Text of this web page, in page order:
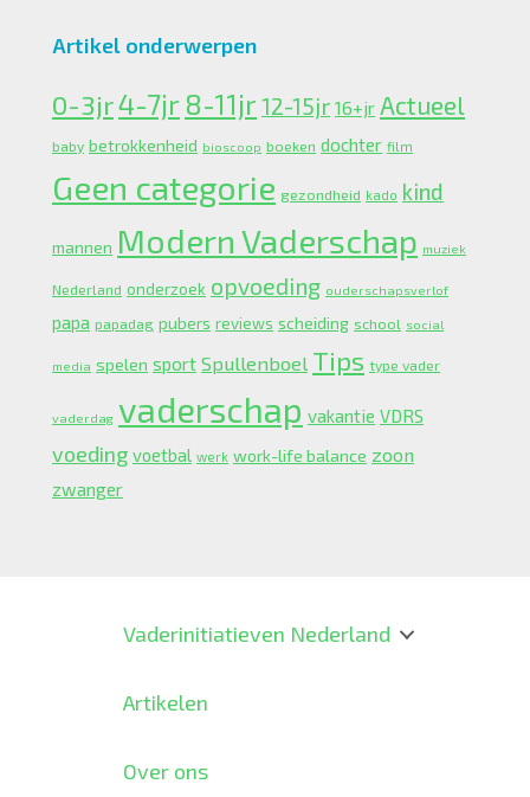
Artikel onderwerpen
0-3jr4-7jr 8-11jr 12-15jr 16+jr Actueel
baby betrokkenheid bioscoop boeken dochter film
Geen categorie gezondheid kado kind
mannen Modern Vaderschap muziek
Nederland onderzoek opvoeding ouderschapsverlof
papa papadag pubers reviews scheiding school social
media spelen sport Spullenboel Tips type vader
vaderdag vaderschap vakantie VDRS
voeding voetbal werk work-life balance zoon
zwanger
Vaderinitiatieven Nederland
Artikelen
Over ons